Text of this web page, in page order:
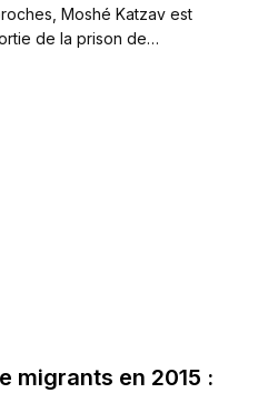
Moshé Katzav est
de la prison de…
migrants en 2015 :